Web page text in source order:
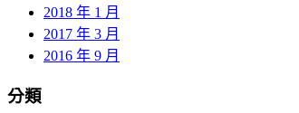
2018 年 1 月
2017 年 3 月
2016 年 9 月
分類